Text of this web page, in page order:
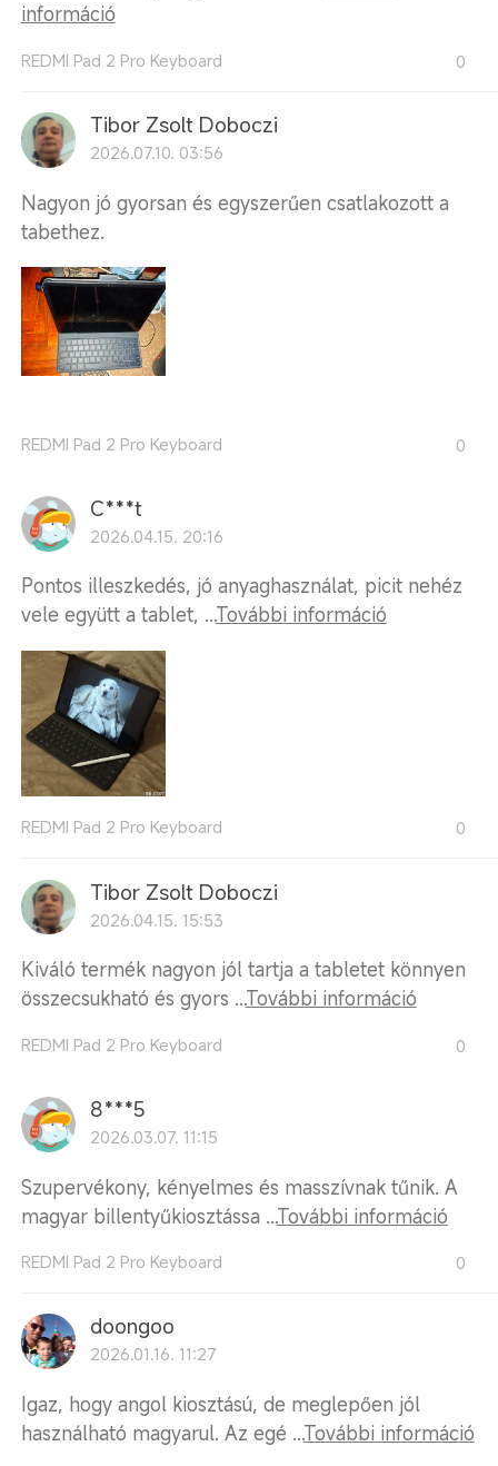
információ
REDMI Pad 2 Pro Keyboard 0
Tibor Zsolt Doboczi
2026.07.10. 03:56
Nagyon jó gyorsan és egyszerűen csatlakozott a
tabethez.
REDMI Pad 2 Pro Keyboard 0
C***t
2026.04.15. 20:16
Pontos illeszkedés, jó anyaghasználat, picit nehéz
vele együtt a tablet, ...További információ
REDMI Pad 2 Pro Keyboard 0
Tibor Zsolt Doboczi
2026.04.15. 15:53
Kiváló termék nagyon jól tartja a tabletet könnyen
összecsukható és gyors ...További információ
REDMI Pad 2 Pro Keyboard 0
8***5
2026.03.07. 11:15
Szupervékony, kényelmes és masszívnak tűnik. A
magyar billentyűkiosztássa ...További információ
REDMI Pad 2 Pro Keyboard 0
doongoo
2026.01.16. 11:27
Igaz, hogy angol kiosztású, de meglepően jól
használható magyarul. Az egé ...További információ